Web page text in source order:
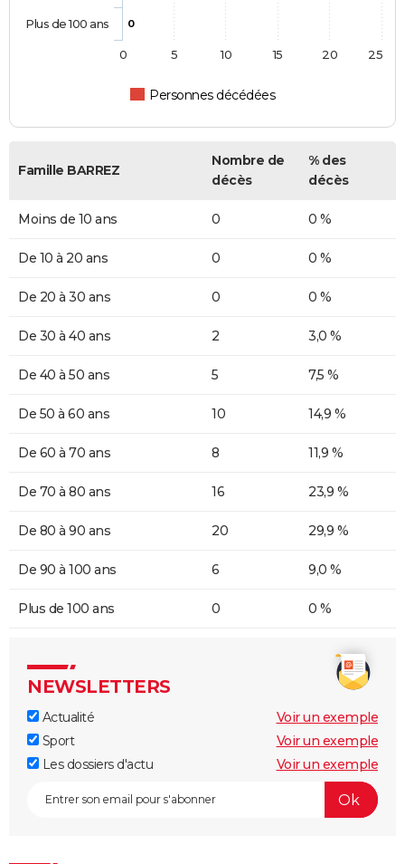
0
Personnes décédées
Plus de 100 ans
0 5 10 15 20 25
Famille BARREZ
Nombre de
décès
% des
décès
Moins de 10 ans 0 0 %
De 10 à 20 ans 0 0 %
De 20 à 30 ans 0 0 %
De 30 à 40 ans 2 3,0 %
De 40 à 50 ans 5 7,5 %
De 50 à 60 ans 10 14,9 %
De 60 à 70 ans 8 11,9 %
De 70 à 80 ans 16 23,9 %
De 80 à 90 ans 20 29,9 %
De 90 à 100 ans 6 9,0 %
Plus de 100 ans 0 0 %
NEWSLETTERS
Actualité
Voir un exemple
Sport
Voir un exemple
Les dossiers d'actu
Voir un exemple